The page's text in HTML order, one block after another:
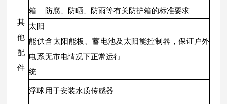
其
他
配
件
箱
防腐、防晒、防雨等有关防护箱的标准要求
太阳
能供
电系
统
含太阳能板、蓄电池及太阳能控制器，保证户外
无市电情况下正常运行
浮球 用于安装水质传感器